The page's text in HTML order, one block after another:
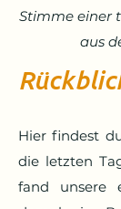
Stimme einer
aus
Hier findest
die letzten
fand unsere